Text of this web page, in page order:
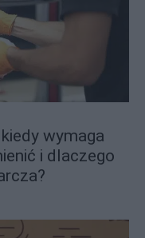
wymaga
i dlaczego